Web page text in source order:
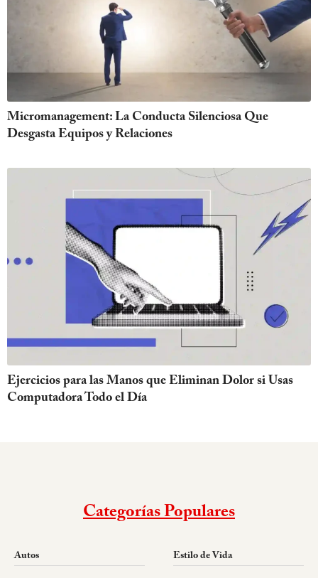
Micromanagement: La Conducta Silenciosa Que
Desgasta Equipos y Relaciones
Ejercicios para las Manos que Eliminan Dolor si Usas
Computadora Todo el Día
Categorías Populares
Autos Estilo de Vida